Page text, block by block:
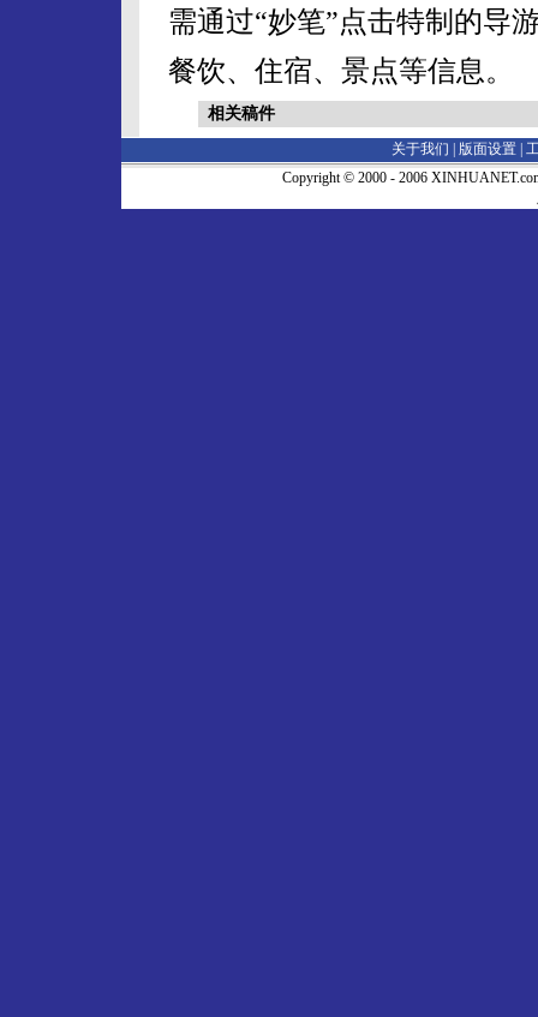
需通过“妙笔”点击特制的导
餐饮、住宿、景点等信息。
相关稿件
关于我们 | 版面设置
Copyright © 2000 - 2006